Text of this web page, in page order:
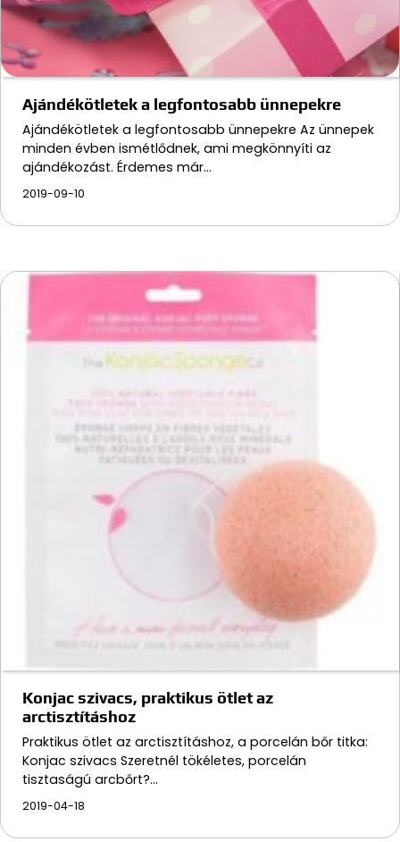
Ajándékötletek a legfontosabb ünnepekre
Ajándékötletek a legfontosabb ünnepekre Az ünnepek
minden évben ismétlődnek, ami megkönnyíti az
ajándékozást. Érdemes már…
2019-09-10
Konjac szivacs, praktikus ötlet az
arctisztításhoz
Praktikus ötlet az arctisztításhoz, a porcelán bőr titka:
Konjac szivacs Szeretnél tökéletes, porcelán
tisztaságú arcbőrt?…
2019-04-18